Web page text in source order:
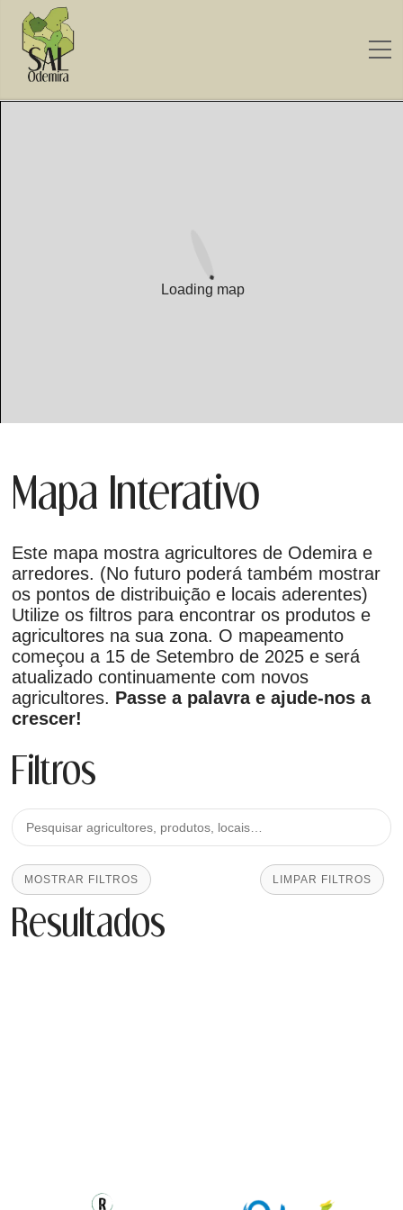
Loading map
Mapa Interativo
Este mapa mostra agricultores de Odemira e
arredores. (No futuro poderá também mostrar
os pontos de distribuição e locais aderentes)
Utilize os filtros para encontrar os produtos e
agricultores na sua zona. O mapeamento
começou a 15 de Setembro de 2025 e será
atualizado continuamente com novos
agricultores. Passe a palavra e ajude-nos a
crescer!
Filtros
MOSTRAR FILTROS LIMPAR FILTROS
Resultados